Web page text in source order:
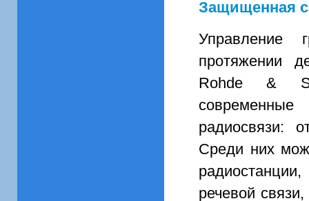
Защищенная
Управление
протяжении
Rohde &
радиосвязи:
Среди них
речевой